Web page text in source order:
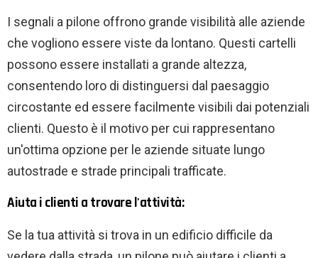
I segnali a pilone offrono grande visibilità alle aziende
che vogliono essere viste da lontano. Questi cartelli
possono essere installati a grande altezza,
consentendo loro di distinguersi dal paesaggio
circostante ed essere facilmente visibili dai potenziali
clienti. Questo è il motivo per cui rappresentano
un'ottima opzione per le aziende situate lungo
autostrade e strade principali trafficate.
Aiuta i clienti a trovare l'attività:
Se la tua attività si trova in un edificio difficile da